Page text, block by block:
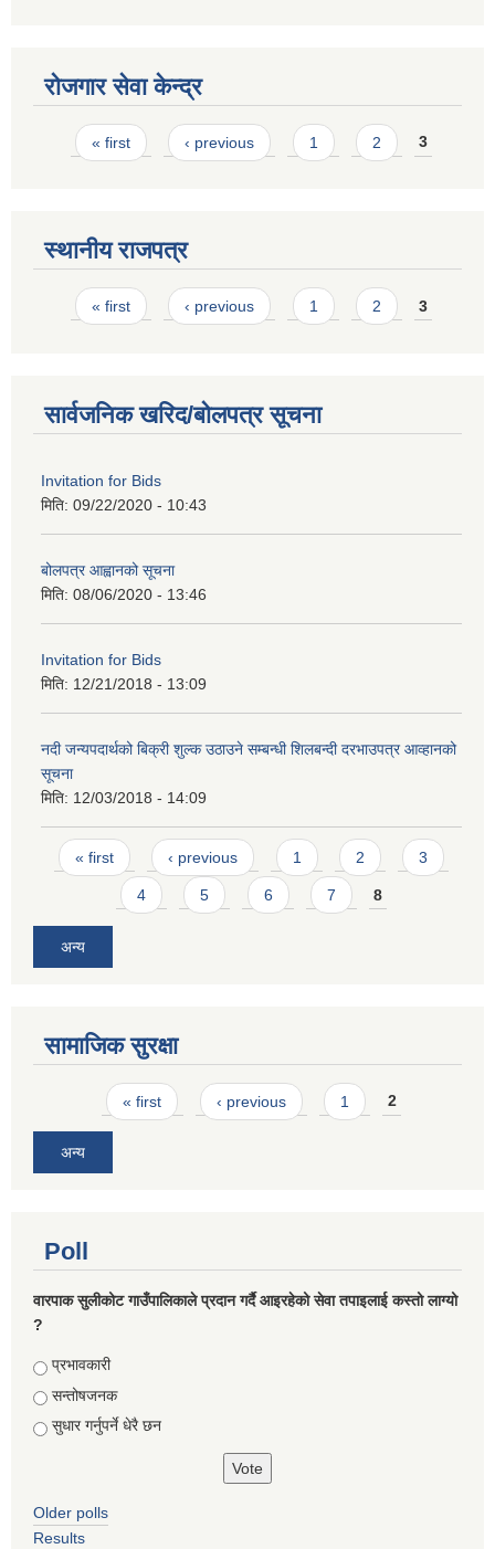
रोजगार सेवा केन्द्र
Pages
« first ‹ previous 1 2 3
स्थानीय राजपत्र
Pages
« first ‹ previous 1 2 3
सार्वजनिक खरिद/बोलपत्र सूचना
Invitation for Bids
मिति: 09/22/2020 - 10:43
बोलपत्र आह्वानको सूचना
मिति: 08/06/2020 - 13:46
Invitation for Bids
मिति: 12/21/2018 - 13:09
नदी जन्यपदार्थको बिक्री शुल्क उठाउने सम्बन्धी शिलबन्दी दरभाउपत्र आव्हानको
सूचना
मिति: 12/03/2018 - 14:09
Pages
« first ‹ previous 1 2 3
4 5 6 7 8
अन्य
सामाजिक सुरक्षा
Pages« first ‹ previous 1 2
अन्य
Poll
वारपाक सुलीकोट गाउँपालिकाले प्रदान गर्दै आइरहेको सेवा तपाइलाई कस्तो लाग्यो
?
Choices
प्रभावकारी
सन्तोषजनक
सुधार गर्नुपर्ने धेरै छन
Older polls
Results